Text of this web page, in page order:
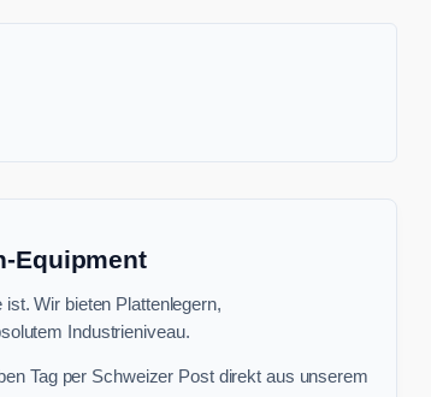
Equipment
Wir bieten Plattenlegern,
Industrieniveau.
Tag per Schweizer Post direkt aus unserem